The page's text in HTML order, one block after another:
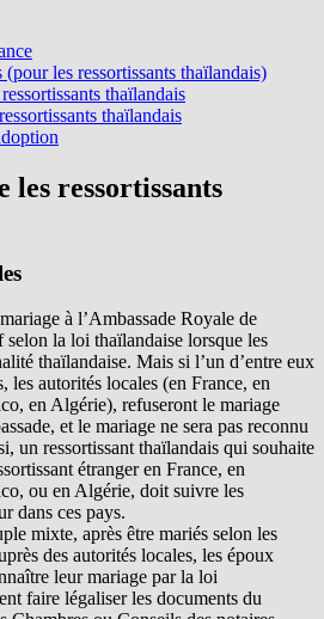
les ressortissants thaïlandais)
thaïlandais
thaïlandais
les ressortissants
à l’Ambassade Royale de
la loi thaïlandaise lorsque les
thaïlandaise. Mais si l’un d’entre eux
les autorités locales (en France, en
en Algérie), refuseront le mariage
et le mariage ne sera pas reconnu
un ressortissant thaïlandais qui souhaite
étranger en France, en
ou en Algérie, doit suivre les
dans ces pays.
mixte, après être mariés selon les
des autorités locales, les époux
leur mariage par la loi
faire légaliser les documents du